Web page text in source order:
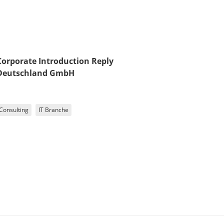
Introduction Reply
GmbH
IT Branche